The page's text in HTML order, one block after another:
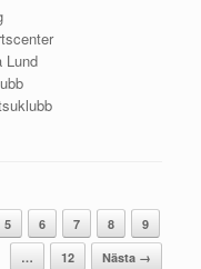
Lund
5 6 7 8
9
…
12 Nästa →